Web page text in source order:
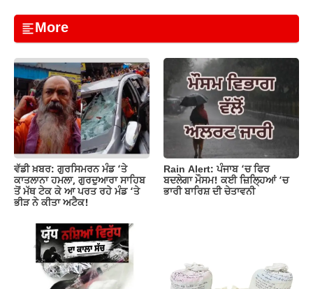
c
e
b
o
o
k
at
s
A
p
p
aile
gr
a
m
p
y
Li
n
k
ar
e
More
ਵੱਡੀ ਖ਼ਬਰ: ਗੁਰਸਿਮਰਨ ਮੰਡ ‘ਤੇ
ਕਾਤਲਾਨਾ ਹਮਲਾ, ਗੁਰਦੁਆਰਾ ਸਾਹਿਬ
ਤੋਂ ਮੱਥ ਟੇਕ ਕੇ ਆ ਪਰਤ ਰਹੇ ਮੰਡ ‘ਤੇ
ਭੀੜ ਨੇ ਕੀਤਾ ਅਟੈਕ!
Rain Alert: ਪੰਜਾਬ ‘ਚ ਫਿਰ
ਬਦਲੇਗਾ ਮੌਸਮ! ਕਈ ਜ਼ਿਲ੍ਹਿਆਂ ‘ਚ
ਭਾਰੀ ਬਾਰਿਸ਼ ਦੀ ਚੇਤਾਵਨੀ